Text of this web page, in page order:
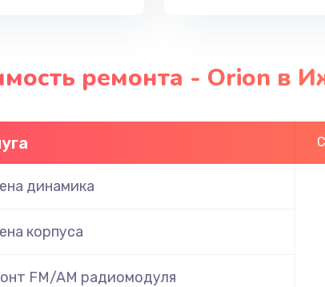
ремонта - Orion в
динамика
корпуса
FM/AM радиомодуля